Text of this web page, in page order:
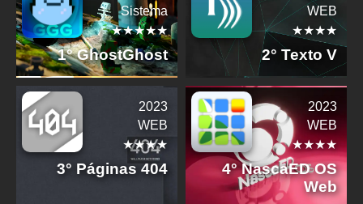
Sistema
★★★★★
1° GhostGhost
WEB
★★★★
2° Texto V
2023
WEB
★★★★
3° Páginas 404
2023
WEB
★★★★
4° NascaED OS
Web